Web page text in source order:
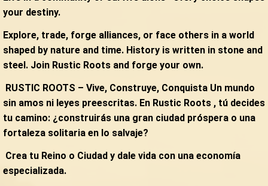
your destiny.
Explore, trade, forge alliances, or face others in a world
shaped by nature and time. History is written in stone and
steel. Join Rustic Roots and forge your own.
RUSTIC ROOTS – Vive, Construye, Conquista Un mundo
sin amos ni leyes preescritas. En Rustic Roots , tú decides
tu camino: ¿construirás una gran ciudad próspera o una
fortaleza solitaria en lo salvaje?
Crea tu Reino o Ciudad y dale vida con una economía
especializada.